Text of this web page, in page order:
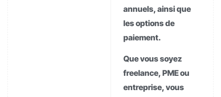
annuels, ainsi que
les options de
paiement.
Que vous soyez
freelance, PME ou
entreprise, vous